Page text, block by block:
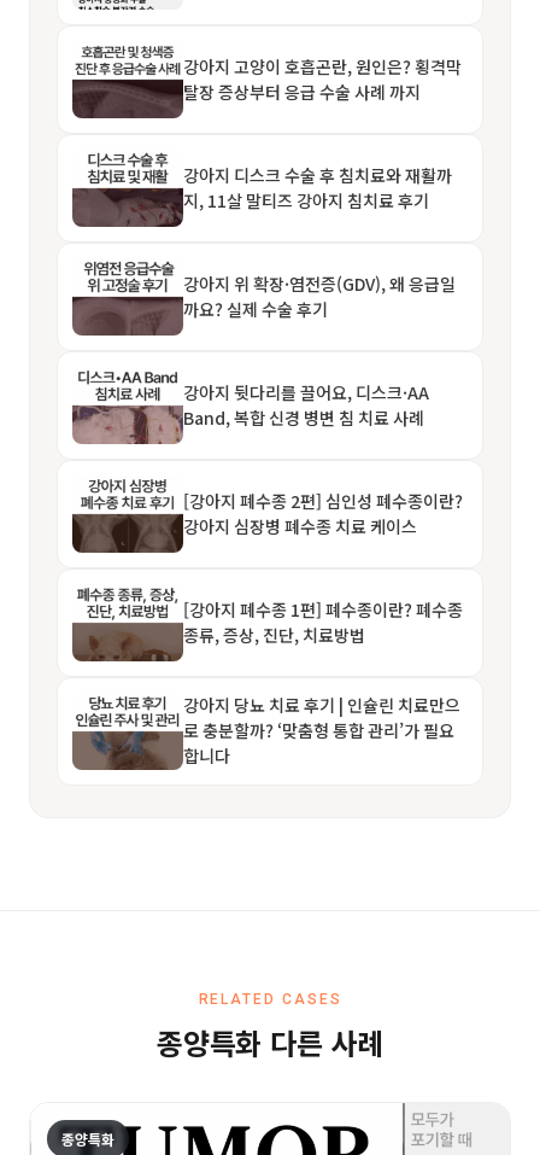
강아지 고양이 호흡곤란, 원인은? 횡격막
탈장 증상부터 응급 수술 사례 까지
강아지 디스크 수술 후 침치료와 재활까
지, 11살 말티즈 강아지 침치료 후기
강아지 위 확장·염전증(GDV), 왜 응급일
까요? 실제 수술 후기
강아지 뒷다리를 끌어요, 디스크·AA
Band, 복합 신경 병변 침 치료 사례
[강아지 폐수종 2편] 심인성 폐수종이란?
강아지 심장병 폐수종 치료 케이스
[강아지 폐수종 1편] 폐수종이란? 폐수종
종류, 증상, 진단, 치료방법
강아지 당뇨 치료 후기 | 인슐린 치료만으
로 충분할까? ‘맞춤형 통합 관리’가 필요
합니다
RELATED CASES
종양특화 다른 사례
종양특화